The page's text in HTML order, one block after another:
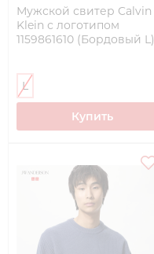
Мужской свитер Calvin
Klein с логотипом
1159861610 (Бордовый L)
L
Купить